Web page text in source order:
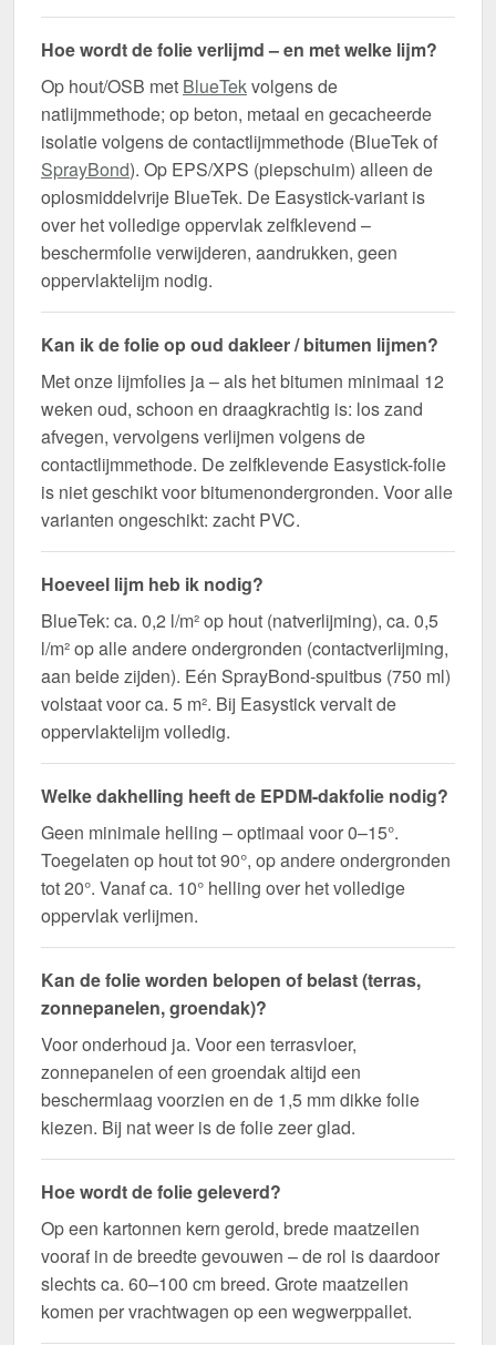
Hoe wordt de folie verlijmd – en met welke lijm?
Op hout/OSB met BlueTekvolgens de
natlijmmethode; op beton, metaal en gecacheerde
isolatie volgens de contactlijmmethode (BlueTek of
SprayBond). Op EPS/XPS (piepschuim) alleen de
oplosmiddelvrije BlueTek. De Easystick-variant is
over het volledige oppervlak zelfklevend –
beschermfolie verwijderen, aandrukken, geen
oppervlaktelijm nodig.
Kan ik de folie op oud dakleer / bitumen lijmen?
Met onze lijmfolies ja – als het bitumen minimaal 12
weken oud, schoon en draagkrachtig is: los zand
afvegen, vervolgens verlijmen volgens de
contactlijmmethode. De zelfklevende Easystick-folie
is niet geschikt voor bitumenondergronden. Voor alle
varianten ongeschikt: zacht PVC.
Hoeveel lijm heb ik nodig?
BlueTek: ca. 0,2 l/m² op hout (natverlijming), ca. 0,5
l/m² op alle andere ondergronden (contactverlijming,
aan beide zijden). Eén SprayBond-spuitbus (750 ml)
volstaat voor ca. 5 m². Bij Easystick vervalt de
oppervlaktelijm volledig.
Welke dakhelling heeft de EPDM-dakfolie nodig?
Geen minimale helling – optimaal voor 0–15°.
Toegelaten op hout tot 90°, op andere ondergronden
tot 20°. Vanaf ca. 10° helling over het volledige
oppervlak verlijmen.
Kan de folie worden belopen of belast (terras,
zonnepanelen, groendak)?
Voor onderhoud ja. Voor een terrasvloer,
zonnepanelen of een groendak altijd een
beschermlaag voorzien en de 1,5 mm dikke folie
kiezen. Bij nat weer is de folie zeer glad.
Hoe wordt de folie geleverd?
Op een kartonnen kern gerold, brede maatzeilen
vooraf in de breedte gevouwen – de rol is daardoor
slechts ca. 60–100 cm breed. Grote maatzeilen
komen per vrachtwagen op een wegwerppallet.